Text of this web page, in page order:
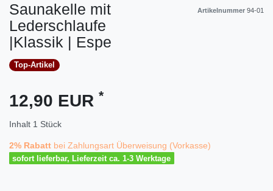
Saunakelle mit
Lederschlaufe
|Klassik | Espe
Artikelnummer 94-01
Top-Artikel
12,90 EUR *
Inhalt 1 Stück
2% Rabatt bei Zahlungsart Überweisung (Vorkasse)
sofort lieferbar, Lieferzeit ca. 1-3 Werktage